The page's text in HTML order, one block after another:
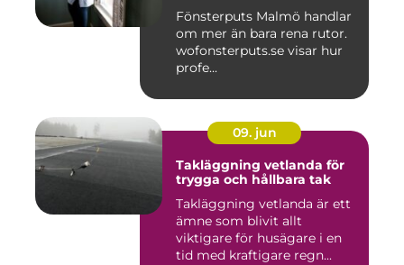
Fönsterputs Malmö handlar
om mer än bara rena rutor.
wofonsterputs.se visar hur
profe...
09. jun
Takläggning vetlanda för
trygga och hållbara tak
Takläggning vetlanda är ett
ämne som blivit allt
viktigare för husägare i en
tid med kraftigare regn...